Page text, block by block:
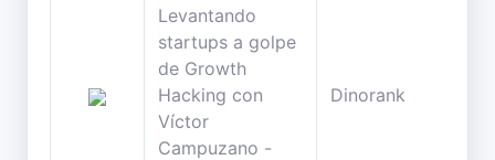
Levantando
startups a golpe
de Growth
Hacking con
Víctor
Campuzano -
Dinorank